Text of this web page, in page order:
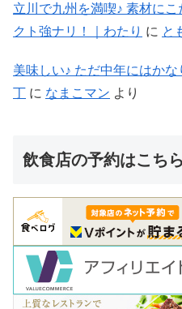
立川で九州を満喫♪ 素材に
クト強ナリ！｜わたり に と
美味しい♪ ただ中年にはか
丁 に なまこマン より
飲食店の予約はこちら